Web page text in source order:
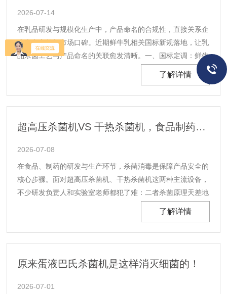
2026-07-14
在乳品研发与规模化生产中，产品命名的合规性，直接关系企
业上市审核与市场口碑。近期鲜牛乳相关国标新规落地，让乳
品杀菌工艺与产品命名的关联愈发清晰。一、国标定调：鲜牛
乳为巴氏杀菌乳专属命名从最新行业规范来看，「鲜牛乳」并
非通用乳品称谓。只有采用巴氏杀菌工艺加工的乳制品，才被
允许标注「鲜牛乳」。这一界定，直接划清了不同杀菌工......
了解详情
超高压杀菌机VS 干热杀菌机，食品制药研发该怎么选？
2026-07-08
在食品、制药的研发与生产环节，杀菌消毒是保障产品安全的
核心步骤。面对超高压杀菌机、干热杀菌机这两种主流设备，
不少研发负责人和实验室老师都犯了难：二者杀菌原理天差地
别，适配的物料、工艺也不同。今天浩朋机电就结合实际应
路。一、先搞懂：杀菌≠消毒，二者边界要分清原微生
物”和......
了解详情
原来蛋液巴氏杀菌机是这样消灭细菌的！
2026-07-01